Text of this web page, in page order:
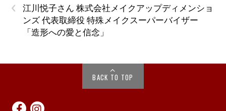
‹
江川悦子さん 株式会社メイクアップディメンショ
ンズ 代表取締役 特殊メイクスーパーバイザー
「造形への愛と信念」
BACK TO TOP